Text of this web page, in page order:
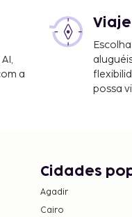
a
possa
Cidades
Agadir
Cairo